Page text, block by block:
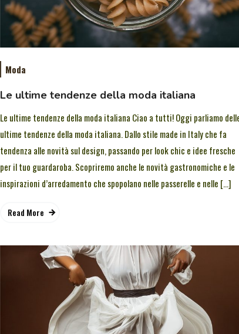
Moda
Le ultime tendenze della moda italiana
Le ultime tendenze della moda italiana Ciao a tutti! Oggi parliamo
ultime tendenze della moda italiana. Dallo stile made in Italy che fa
tendenza alle novità sul design, passando per look chic e idee fresche
per il tuo guardaroba. Scopriremo anche le novità gastronomiche e le
inspirazioni d’arredamento che spopolano nelle passerelle e nelle […]
Read More